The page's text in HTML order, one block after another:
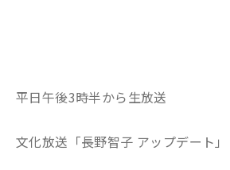
平日午後3時半から生放送
文化放送「長野智子 アップデート」